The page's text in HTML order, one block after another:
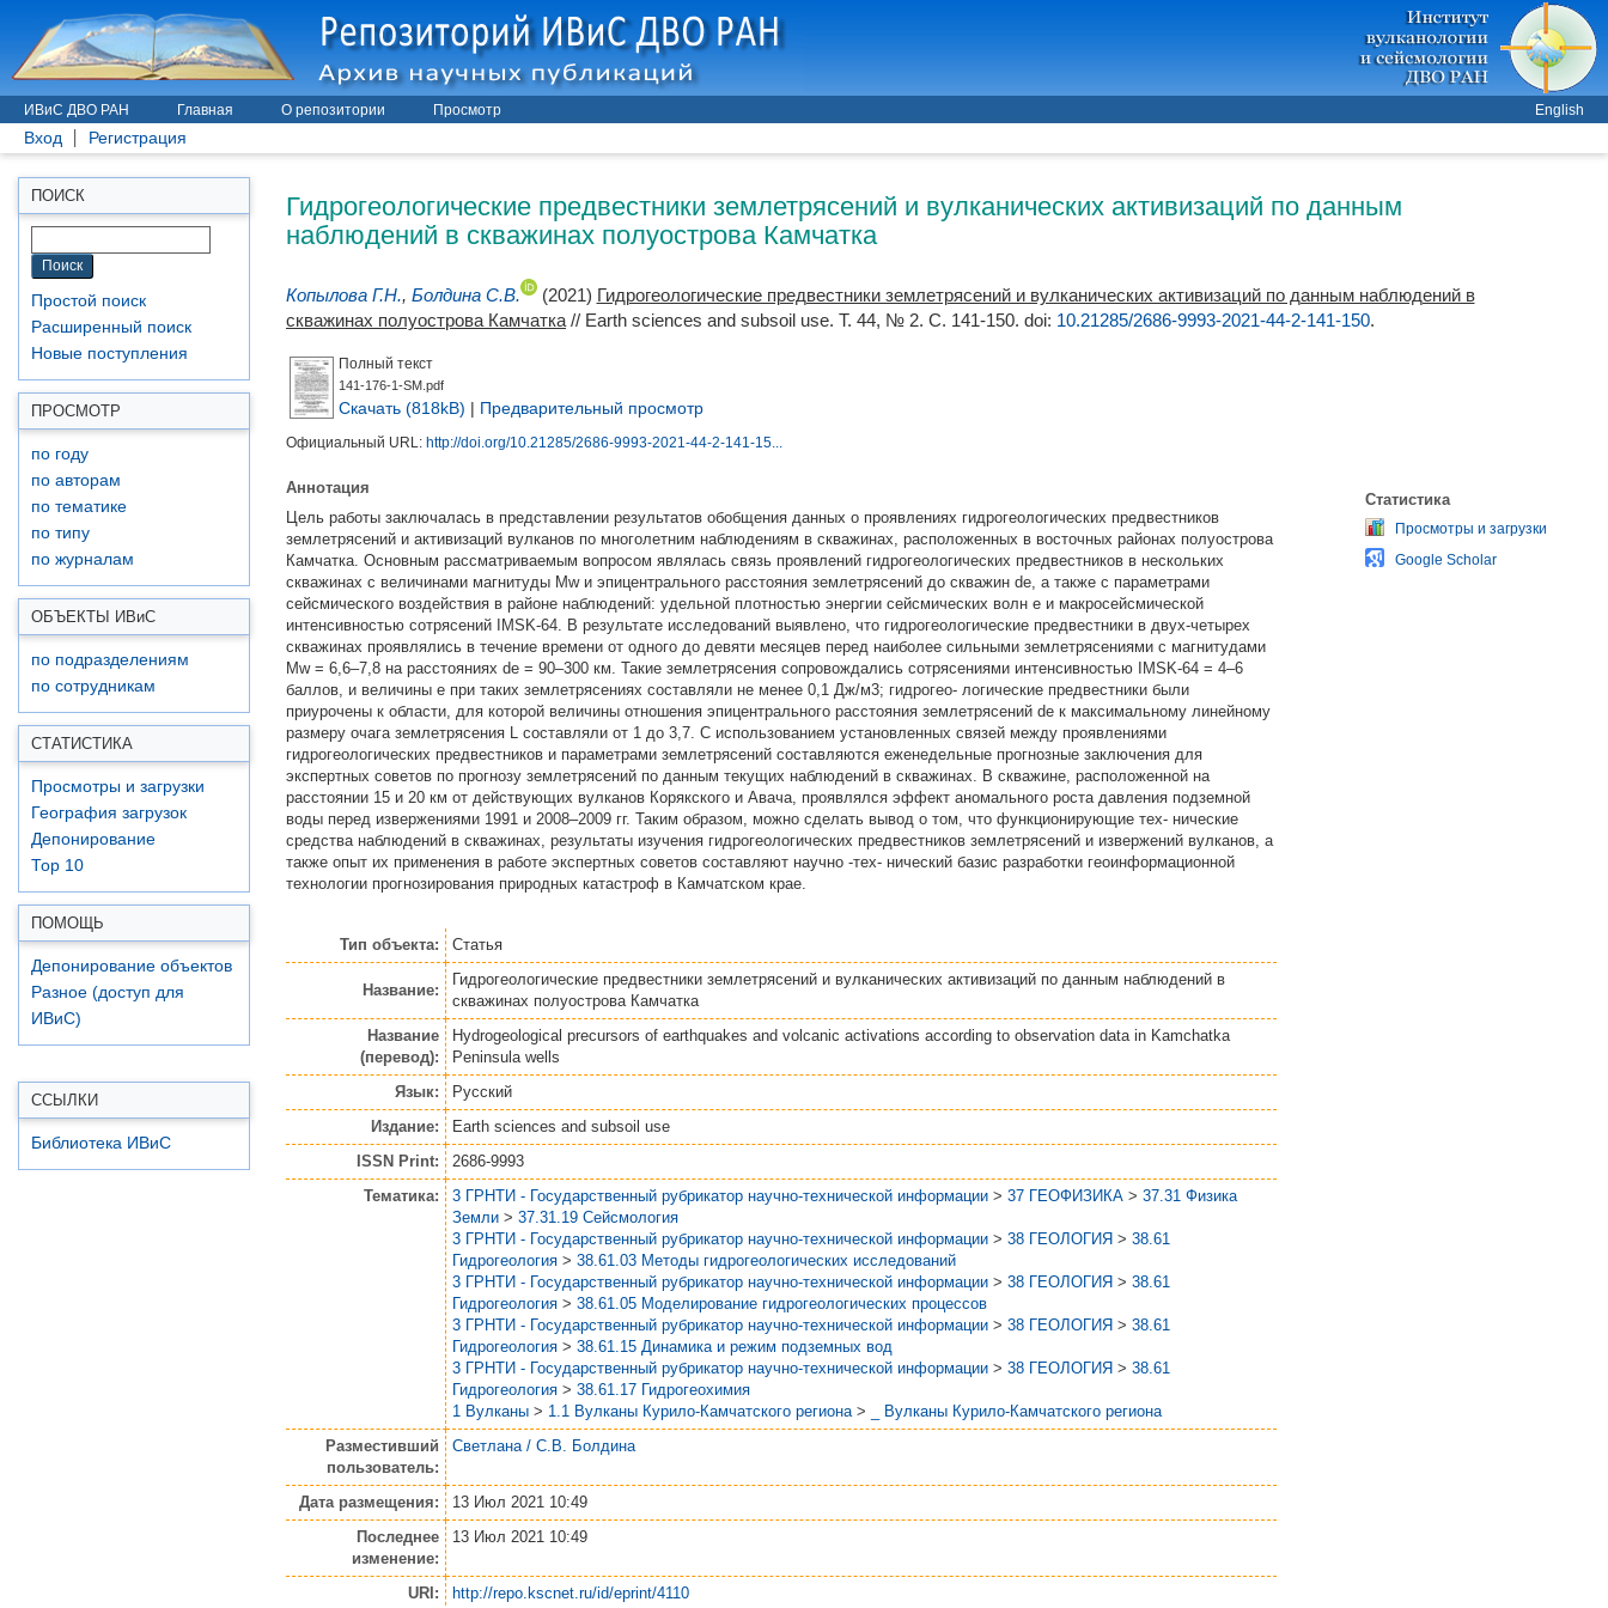
ИВиС ДВО РАН Главная О репозитории Просмотр English
Вход Регистрация
ПОИСК
Простой поиск
Расширенный поиск
Новые поступления
ПРОСМОТР
по году
по авторам
по тематике
по типу
по журналам
ОБЪЕКТЫ ИВиС
по подразделениям
по сотрудникам
СТАТИСТИКА
Просмотры и загрузки
География загрузок
Депонирование
Top 10
ПОМОЩЬ
Депонирование объектов
Разное (доступ для
ИВиС)
ССЫЛКИ
Библиотека ИВиС
Гидрогеологические предвестники землетрясений и вулканических активизаций по данным
наблюдений в скважинах полуострова Камчатка
Копылова Г.Н., Болдина С.В. (2021) Гидрогеологические предвестники землетрясений и вулканических активизаций по данным наблюдений в
скважинах полуострова Камчатка // Earth sciences and subsoil use. Т. 44, № 2. С. 141-150. doi: 10.21285/2686-9993-2021-44-2-141-150.
Полный текст
141-176-1-SM.pdf
Скачать (818kB) | Предварительный просмотр
Официальный URL: http://doi.org/10.21285/2686-9993-2021-44-2-141-15...
Аннотация
Цель работы заключалась в представлении результатов обобщения данных о проявлениях гидрогеологических предвестников
землетрясений и активизаций вулканов по многолетним наблюдениям в скважинах, расположенных в восточных районах полуострова
Камчатка. Основным рассматриваемым вопросом являлась связь проявлений гидрогеологических предвестников в нескольких
скважинах с величинами магнитуды Mw и эпицентрального расстояния землетрясений до скважин de, а также с параметрами
сейсмического воздействия в районе наблюдений: удельной плотностью энергии сейсмических волн e и макросейсмической
интенсивностью сотрясений IMSK-64. В результате исследований выявлено, что гидрогеологические предвестники в двух-четырех
скважинах проявлялись в течение времени от одного до девяти месяцев перед наиболее сильными землетрясениями с магнитудами
Mw = 6,6–7,8 на расстояниях de = 90–300 км. Такие землетрясения сопровождались сотрясениями интенсивностью IMSK-64 = 4–6
баллов, и величины e при таких землетрясениях составляли не менее 0,1 Дж/м3; гидрогео- логические предвестники были
приурочены к области, для которой величины отношения эпицентрального расстояния землетрясений de к максимальному линейному
размеру очага землетрясения L составляли от 1 до 3,7. С использованием установленных связей между проявлениями
гидрогеологических предвестников и параметрами землетрясений составляются еженедельные прогнозные заключения для
экспертных советов по прогнозу землетрясений по данным текущих наблюдений в скважинах. В скважине, расположенной на
расстоянии 15 и 20 км от действующих вулканов Корякского и Авача, проявлялся эффект аномального роста давления подземной
воды перед извержениями 1991 и 2008–2009 гг. Таким образом, можно сделать вывод о том, что функционирующие тех- нические
средства наблюдений в скважинах, результаты изучения гидрогеологических предвестников землетрясений и извержений вулканов, а
также опыт их применения в работе экспертных советов составляют научно -тех- нический базис разработки геоинформационной
технологии прогнозирования природных катастроф в Камчатском крае.
Тип объекта: Статья
Название:
Гидрогеологические предвестники землетрясений и вулканических активизаций по данным наблюдений в
скважинах полуострова Камчатка
Название
(перевод):
Hydrogeological precursors of earthquakes and volcanic activations according to observation data in Kamchatka
Peninsula wells
Язык:
Русский
Издание:
Earth sciences and subsoil use
ISSN Print:
2686-9993
Тематика:
3 ГРНТИ - Государственный рубрикатор научно-технической информации > 37 ГЕОФИЗИКА > 37.31 Физика
Земли > 37.31.19 Сейсмология
3 ГРНТИ - Государственный рубрикатор научно-технической информации > 38 ГЕОЛОГИЯ > 38.61
Гидрогеология > 38.61.03 Методы гидрогеологических исследований
3 ГРНТИ - Государственный рубрикатор научно-технической информации > 38 ГЕОЛОГИЯ > 38.61
Гидрогеология > 38.61.05 Моделирование гидрогеологических процессов
3 ГРНТИ - Государственный рубрикатор научно-технической информации > 38 ГЕОЛОГИЯ > 38.61
Гидрогеология > 38.61.15 Динамика и режим подземных вод
3 ГРНТИ - Государственный рубрикатор научно-технической информации > 38 ГЕОЛОГИЯ > 38.61
Гидрогеология > 38.61.17 Гидрогеохимия
1 Вулканы > 1.1 Вулканы Курило-Камчатского региона >
_ Вулканы Курило-Камчатского региона
Разместивший
пользователь:
Светлана / С.В. Болдина
Дата размещения:
13 Июл 2021 10:49
Последнее
изменение:
13 Июл 2021 10:49
URI: http://repo.kscnet.ru/id/eprint/4110
Статистика
Просмотры и загрузки
Google Scholar